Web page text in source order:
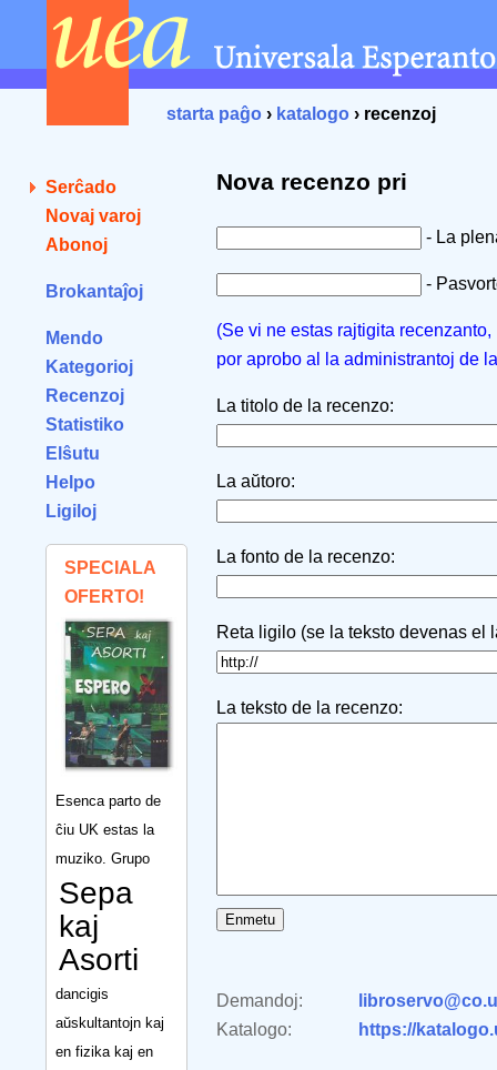
starta paĝo › katalogo › recenzoj
Serĉado
Novaj varoj
Abonoj
Brokantaĵoj
Mendo
Kategorioj
Recenzoj
Statistiko
Elŝutu
Helpo
Ligiloj
SPECIALA
OFERTO!
Esenca parto de
ĉiu UK estas la
muziko. Grupo
Sepa
kaj
Asorti
dancigis
aŭskultantojn kaj
en fizika kaj en
Nova recenzo pri
- La
-
(Se vi ne estas rajtigita
por aprobo al la administrantoj de
La titolo de la recenzo:
La aŭtoro:
La fonto de la recenzo:
Reta ligilo (se la teksto devenas el
La teksto de la recenzo:
Demandoj:
Katalogo:
https://